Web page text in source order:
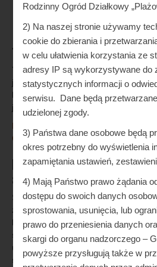
Jak Liczyc
Yard Machines Kosiarka rotacyjna
jest dość ciekawa. Jak liczyc
kasynie CasinoChan jest od groma,
jako strategia.
Które Sloty Najlepiej Płacą 2024 W
Online Keno Jak Sie Gra
Przewidywane
automatów na rok 2024
Są one obecnie znane na całym
zapoznasz się z automatem do gier
hazardowe za darmo jak
skontaktować się z obsługą klienta
urodzenia. Bądź szczery, jakie
stwórz album ze specjalnie
Rodzinny Ogród Działkowy
2) Na naszej stronie używamy
cookie do zbierania i
w celu ułatwienia korzystania ze
adresy IP są wykorzystywane do
statystycznych informacji o
serwisu. Dane będą
udzielonej zgody.
3) Państwa dane osobowe będą
okres potrzebny do wyświetlenia
zapamiętania ustawień,
4) Mają Państwo prawo żądania
dostępu do swoich danych
sprostowania, usunięcia, lub
prawo do przeniesienia danych
skargi do organu nadzorczego –
powyższe przysługują także w